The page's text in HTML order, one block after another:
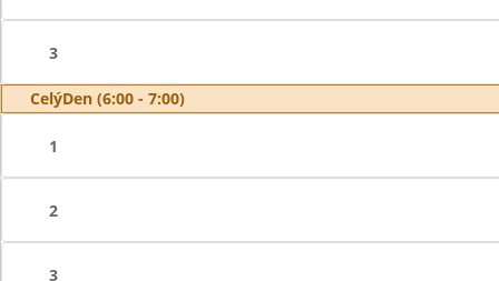
3
CelýDen (6:00 - 7:00)
1
2
3